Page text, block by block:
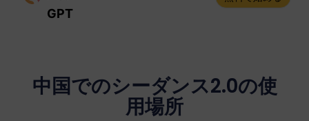
GPT
中国でのシーダンス2.0の使
用場所